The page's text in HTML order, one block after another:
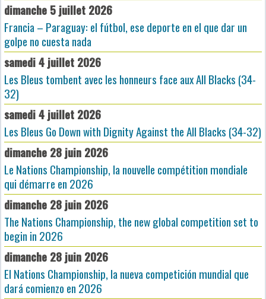
dimanche 5 juillet 2026
Francia – Paraguay: el fútbol, ese deporte en el que dar un
golpe no cuesta nada
samedi 4 juillet 2026
Les Bleus tombent avec les honneurs face aux All Blacks (34-
32)
samedi 4 juillet 2026
Les Bleus Go Down with Dignity Against the All Blacks (34-32)
dimanche 28 juin 2026
Le Nations Championship, la nouvelle compétition mondiale
qui démarre en 2026
dimanche 28 juin 2026
The Nations Championship, the new global competition set to
begin in 2026
dimanche 28 juin 2026
El Nations Championship, la nueva competición mundial que
dará comienzo en 2026